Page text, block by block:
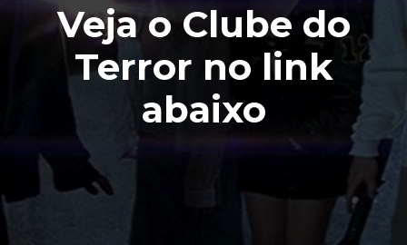
Veja o Clube do
Terror no link
abaixo